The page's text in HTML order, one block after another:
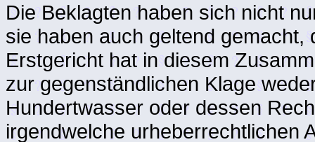
Die Beklagten haben sich nicht
sie haben auch geltend
Erstgericht hat in diesem
zur gegenständlichen Klage
Hundertwasser oder dessen
irgendwelche urheberrechtlichen